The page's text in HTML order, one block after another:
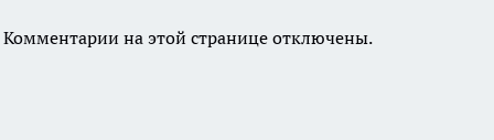
Комментарии на этой странице отключены.